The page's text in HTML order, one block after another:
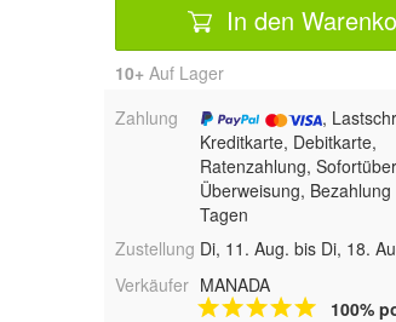
In den
10+ Auf Lager
Zahlung
,
Kreditkarte, Debitkarte,
Ratenzahlung,
Überweisung,
Tagen
Zustellung Di, 11. Aug. bis Di, 18.
Verkäufer MANADA
100%